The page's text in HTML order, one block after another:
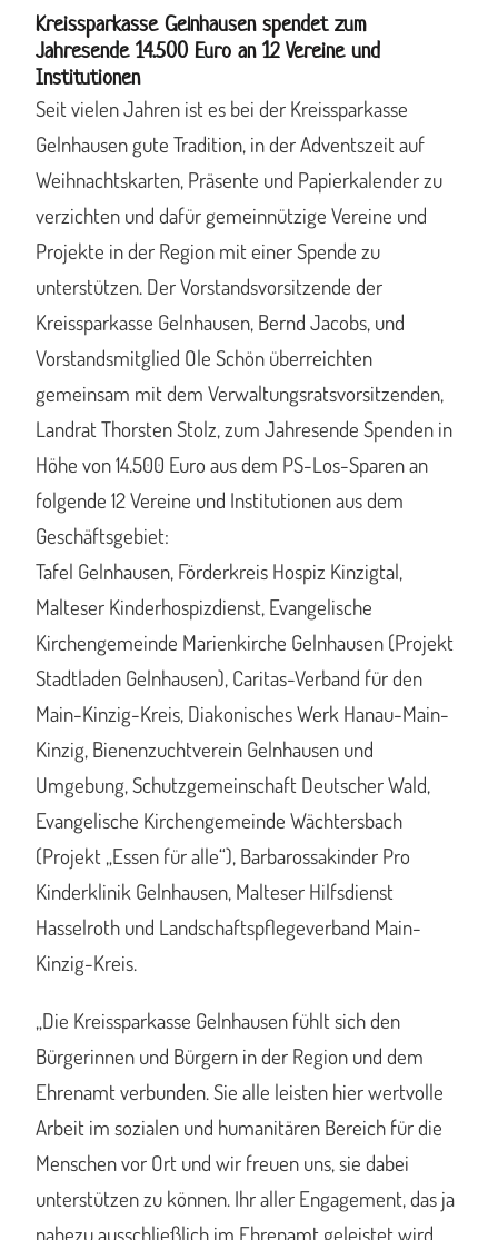
Kreissparkasse Gelnhausen spendet zum
Jahresende 14.500 Euro an 12 Vereine und
Institutionen
Seit vielen Jahren ist es bei der Kreissparkasse
Gelnhausen gute Tradition, in der Adventszeit auf
Weihnachtskarten, Präsente und Papierkalender zu
verzichten und dafür gemeinnützige Vereine und
Projekte in der Region mit einer Spende zu
unterstützen. Der Vorstandsvorsitzende der
Kreissparkasse Gelnhausen, Bernd Jacobs, und
Vorstandsmitglied Ole Schön überreichten
gemeinsam mit dem Verwaltungsratsvorsitzenden,
Landrat Thorsten Stolz, zum Jahresende Spenden in
Höhe von 14.500 Euro aus dem PS-Los-Sparen an
folgende 12 Vereine und Institutionen aus dem
Geschäftsgebiet:
Tafel Gelnhausen, Förderkreis Hospiz Kinzigtal,
Malteser Kinderhospizdienst, Evangelische
Kirchengemeinde Marienkirche Gelnhausen (Projekt
Stadtladen Gelnhausen), Caritas-Verband für den
Main-Kinzig-Kreis, Diakonisches Werk Hanau-Main-
Kinzig, Bienenzuchtverein Gelnhausen und
Umgebung, Schutzgemeinschaft Deutscher Wald,
Evangelische Kirchengemeinde Wächtersbach
(Projekt „Essen für alle“), Barbarossakinder Pro
Kinderklinik Gelnhausen, Malteser Hilfsdienst
Hasselroth und Landschaftspflegeverband Main-
Kinzig-Kreis.
„Die Kreissparkasse Gelnhausen fühlt sich den
Bürgerinnen und Bürgern in der Region und dem
Ehrenamt verbunden. Sie alle leisten hier wertvolle
Arbeit im sozialen und humanitären Bereich für die
Menschen vor Ort und wir freuen uns, sie dabei
unterstützen zu können. Ihr aller Engagement, das ja
nahezu ausschließlich im Ehrenamt geleistet wird,